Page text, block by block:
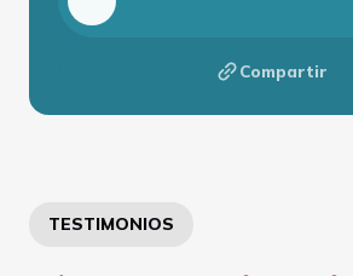
Compartir
TESTIMONIOS